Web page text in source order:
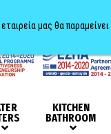
KITCHEN
BATHROOM
μας θα